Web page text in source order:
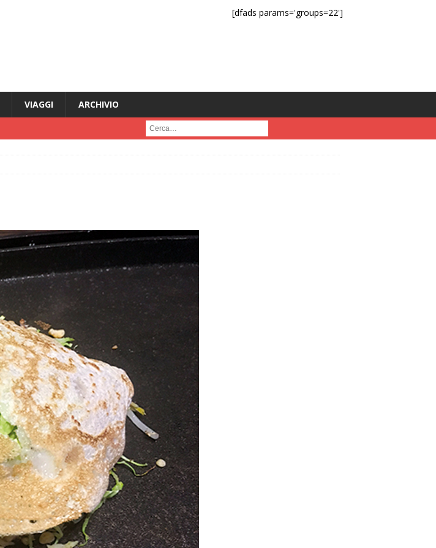
[dfads params='groups=22']
VIAGGI
ARCHIVIO
Cerca :